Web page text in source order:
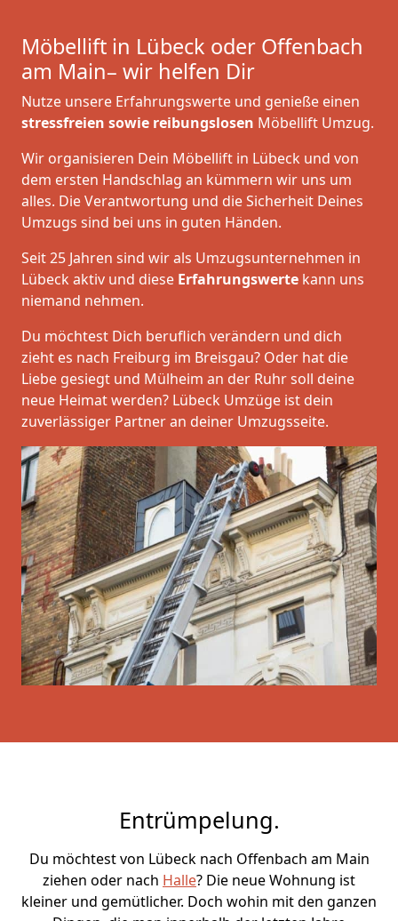
Möbellift in Lübeck oder Offenbach
am Main– wir helfen Dir
Nutze unsere Erfahrungswerte und genieße einen
stressfreien sowie reibungslosen Möbellift Umzug.
Wir organisieren Dein Möbellift in Lübeck und von
dem ersten Handschlag an kümmern wir uns um
alles. Die Verantwortung und die Sicherheit Deines
Umzugs sind bei uns in guten Händen.
Seit 25 Jahren sind wir als Umzugsunternehmen in
Lübeck aktiv und diese Erfahrungswerte kann uns
niemand nehmen.
Du möchtest Dich beruflich verändern und dich
zieht es nach Freiburg im Breisgau? Oder hat die
Liebe gesiegt und Mülheim an der Ruhr soll deine
neue Heimat werden? Lübeck Umzüge ist dein
zuverlässiger Partner an deiner Umzugsseite.
Entrümpelung.
Du möchtest von Lübeck nach Offenbach am Main
ziehen oder nach Halle? Die neue Wohnung ist
kleiner und gemütlicher. Doch wohin mit den ganzen